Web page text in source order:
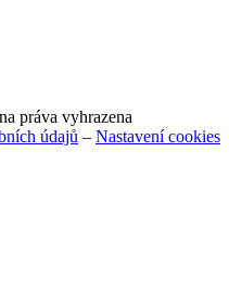
práva vyhrazena
údajů – Nastavení cookies